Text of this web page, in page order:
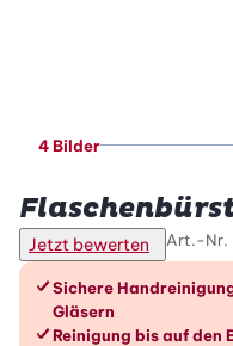
4 Bilder
Jetzt bewerten Art.-Nr.
Die Vorteile
Sichere
Gläsern
Reinigung bis auf den